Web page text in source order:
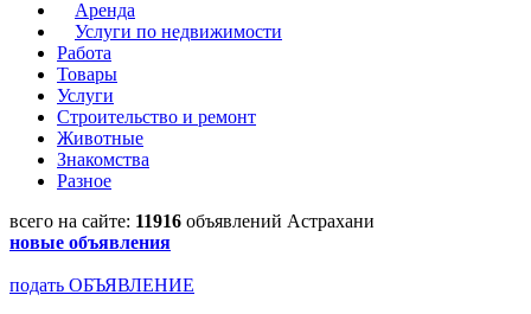
Аренда
Услуги по недвижимости
Работа
Товары
Услуги
Строительство и ремонт
Животные
Знакомства
Разное
всего на сайте: 11916 объявлений Астрахани
новые объявления
подать ОБЪЯВЛЕНИЕ